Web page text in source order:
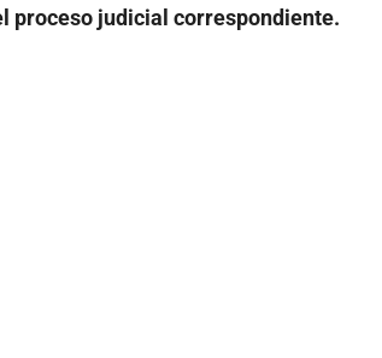
proceso judicial correspondiente.